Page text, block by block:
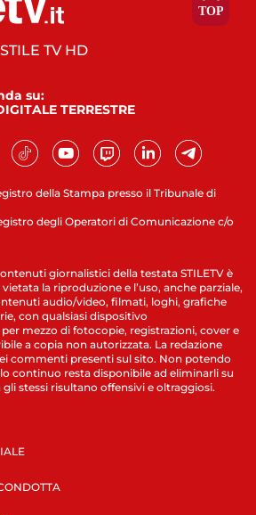
della Stampa presso il Tribunale di
degli Operatori di Comunicazione c/o
TV HD
su:
TERRESTRE
giornalistici della testata STILETV è
la riproduzione e l’uso, anche parziale,
audio/video, filmati, loghi, grafiche
con qualsiasi dispositivo
mezzo di fotocopie, registrazioni, cover e
a copia non autorizzata. La redazione
commenti presenti sul sito. Non potendo
continuo resta disponibile ad eliminarli su
stessi risultano offensivi e oltraggiosi.